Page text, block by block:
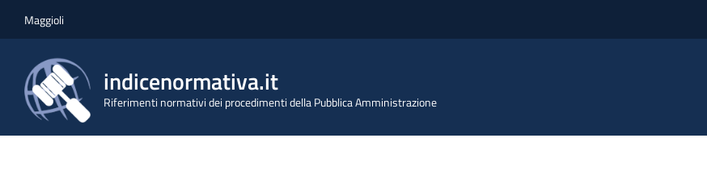
Maggioli
indicenormativa.it
Riferimenti normativi dei procedimenti della Pubblica Amministrazione